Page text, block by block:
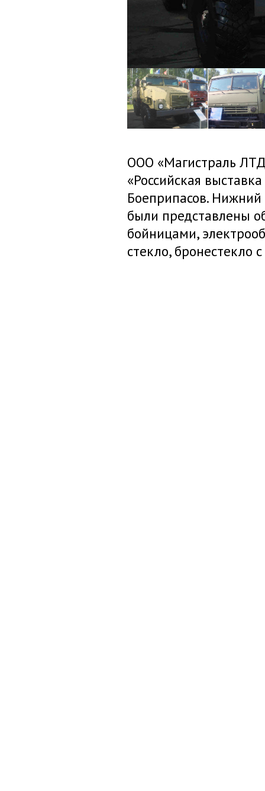
ООО «Магистраль
«Российская
Боеприпасов.
были представлены
бойницами,
стекло, бронестекло